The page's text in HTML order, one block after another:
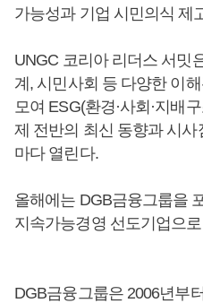
가능성과 기업 시민의식 제
UNGC 코리아 리더스 서밋
계, 시민사회 등 다양한 이
모여 ESG(환경·사회·지배
제 전반의 최신 동향과 시
마다 열린다.
올해에는 DGB금융그룹을
지속가능경영 선도기업으
DGB금융그룹은 2006년부